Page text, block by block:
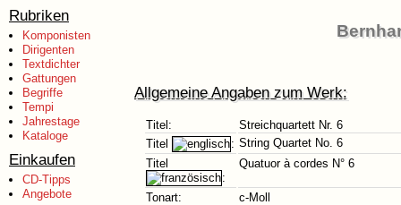
Rubriken
Komponisten
Dirigenten
Textdichter
Gattungen
Begriffe
Tempi
Jahrestage
Kataloge
Einkaufen
CD-Tipps
Angebote
Allgemeine Angaben zum Werk:
Titel:
Streichquartett Nr. 6
Titel
: String Quartet No. 6
Titel
:
Quatuor à cordes N° 6
Tonart:
c-Moll